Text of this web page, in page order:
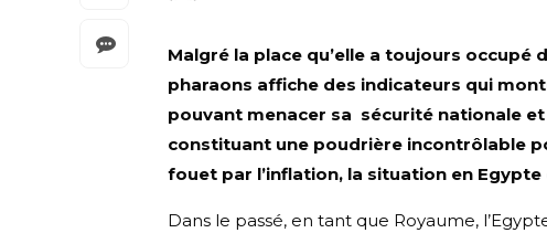
Malgré la place qu’elle a toujours occupé
pharaons affiche des indicateurs qui
pouvant menacer sa sécurité nationale
constituant une poudrière incontrôlable
fouet par l’inflation, la situation en
Dans le passé, en tant que Royaume,